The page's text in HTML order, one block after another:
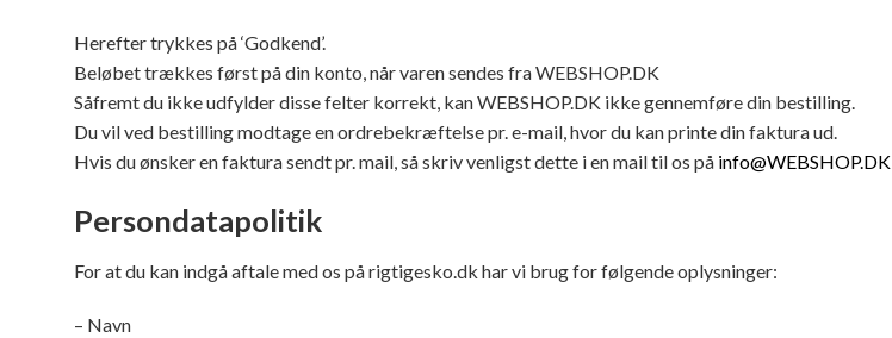
Herefter trykkes på ‘Godkend’.
Beløbet trækkes først på din konto, når varen sendes fra WEBSHOP.DK
Såfremt du ikke udfylder disse felter korrekt, kan WEBSHOP.DK ikke gennemføre din bestilling.
Du vil ved bestilling modtage en ordrebekræftelse pr. e-mail, hvor du kan printe din faktura ud.
Hvis du ønsker en faktura sendt pr. mail, så skriv venligst dette i en mail til os på info@WEBSHOP.DK
Persondatapolitik
For at du kan indgå aftale med os på rigtigesko.dk har vi brug for følgende oplysninger:
– Navn